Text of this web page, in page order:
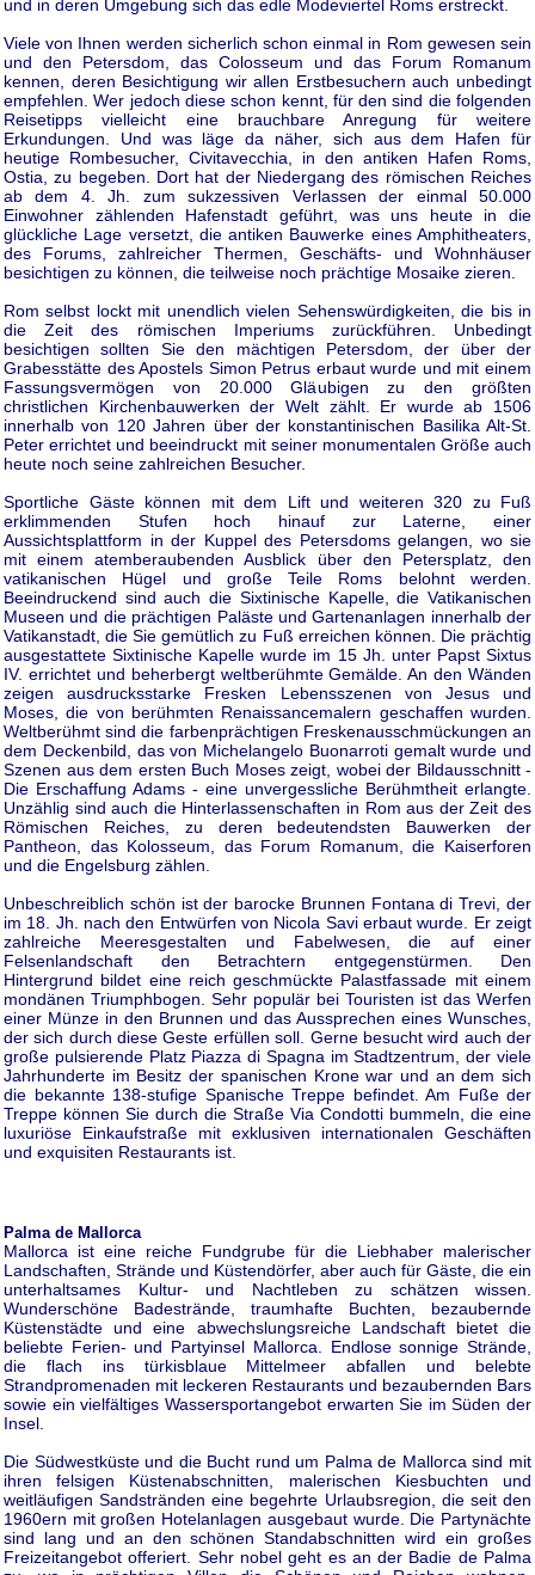
und in deren Umgebung sich das edle Modeviertel Roms erstreckt.
Viele von Ihnen werden sicherlich schon einmal in Rom gewesen sein
und den Petersdom, das Colosseum und das Forum Romanum
kennen, deren Besichtigung wir allen Erstbesuchern auch unbedingt
empfehlen. Wer jedoch diese schon kennt, für den sind die folgenden
Reisetipps vielleicht eine brauchbare Anregung für weitere
Erkundungen. Und was läge da näher, sich aus dem Hafen für
heutige Rombesucher, Civitavecchia, in den antiken Hafen Roms,
Ostia, zu begeben. Dort hat der Niedergang des römischen Reiches
ab dem 4. Jh. zum sukzessiven Verlassen der einmal 50.000
Einwohner zählenden Hafenstadt geführt, was uns heute in die
glückliche Lage versetzt, die antiken Bauwerke eines Amphitheaters,
des Forums, zahlreicher Thermen, Geschäfts- und Wohnhäuser
besichtigen zu können, die teilweise noch prächtige Mosaike zieren.
Rom selbst lockt mit unendlich vielen Sehenswürdigkeiten, die bis in
die Zeit des römischen Imperiums zurückführen. Unbedingt
besichtigen sollten Sie den mächtigen Petersdom, der über der
Grabesstätte des Apostels Simon Petrus erbaut wurde und mit einem
Fassungsvermögen von 20.000 Gläubigen zu den größten
christlichen Kirchenbauwerken der Welt zählt. Er wurde ab 1506
innerhalb von 120 Jahren über der konstantinischen Basilika Alt-St.
Peter errichtet und beeindruckt mit seiner monumentalen Größe auch
heute noch seine zahlreichen Besucher.
Sportliche Gäste können mit dem Lift und weiteren 320 zu Fuß
erklimmenden Stufen hoch hinauf zur Laterne, einer
Aussichtsplattform in der Kuppel des Petersdoms gelangen, wo sie
mit einem atemberaubenden Ausblick über den Petersplatz, den
vatikanischen Hügel und große Teile Roms belohnt werden.
Beeindruckend sind auch die Sixtinische Kapelle, die Vatikanischen
Museen und die prächtigen Paläste und Gartenanlagen innerhalb der
Vatikanstadt, die Sie gemütlich zu Fuß erreichen können. Die prächtig
ausgestattete Sixtinische Kapelle wurde im 15 Jh. unter Papst Sixtus
IV. errichtet und beherbergt weltberühmte Gemälde. An den Wänden
zeigen ausdrucksstarke Fresken Lebensszenen von Jesus und
Moses, die von berühmten Renaissancemalern geschaffen wurden.
Weltberühmt sind die farbenprächtigen Freskenausschmückungen an
dem Deckenbild, das von Michelangelo Buonarroti gemalt wurde und
Szenen aus dem ersten Buch Moses zeigt, wobei der Bildausschnitt -
Die Erschaffung Adams - eine unvergessliche Berühmtheit erlangte.
Unzählig sind auch die Hinterlassenschaften in Rom aus der Zeit des
Römischen Reiches, zu deren bedeutendsten Bauwerken der
Pantheon, das Kolosseum, das Forum Romanum, die Kaiserforen
und die Engelsburg zählen.
Unbeschreiblich schön ist der barocke Brunnen Fontana di Trevi, der
im 18. Jh. nach den Entwürfen von Nicola Savi erbaut wurde. Er zeigt
zahlreiche Meeresgestalten und Fabelwesen, die auf einer
Felsenlandschaft den Betrachtern entgegenstürmen. Den
Hintergrund bildet eine reich geschmückte Palastfassade mit einem
mondänen Triumphbogen. Sehr populär bei Touristen ist das Werfen
einer Münze in den Brunnen und das Aussprechen eines Wunsches,
der sich durch diese Geste erfüllen soll. Gerne besucht wird auch der
große pulsierende Platz Piazza di Spagna im Stadtzentrum, der viele
Jahrhunderte im Besitz der spanischen Krone war und an dem sich
die bekannte 138-stufige Spanische Treppe befindet. Am Fuße der
Treppe können Sie durch die Straße Via Condotti bummeln, die eine
luxuriöse Einkaufstraße mit exklusiven internationalen Geschäften
und exquisiten Restaurants ist.
Palma de Mallorca
Mallorca ist eine reiche Fundgrube für die Liebhaber malerischer
Landschaften, Strände und Küstendörfer, aber auch für Gäste, die ein
unterhaltsames Kultur- und Nachtleben zu schätzen wissen.
Wunderschöne Badestrände, traumhafte Buchten, bezaubernde
Küstenstädte und eine abwechslungsreiche Landschaft bietet die
beliebte Ferien- und Partyinsel Mallorca. Endlose sonnige Strände,
die flach ins türkisblaue Mittelmeer abfallen und belebte
Strandpromenaden mit leckeren Restaurants und bezaubernden Bars
sowie ein vielfältiges Wassersportangebot erwarten Sie im Süden der
Insel.
Die Südwestküste und die Bucht rund um Palma de Mallorca sind mit
ihren felsigen Küstenabschnitten, malerischen Kiesbuchten und
weitläufigen Sandstränden eine begehrte Urlaubsregion, die seit den
1960ern mit großen Hotelanlagen ausgebaut wurde. Die Partynächte
sind lang und an den schönen Standabschnitten wird ein großes
Freizeitangebot offeriert. Sehr nobel geht es an der Badie de Palma